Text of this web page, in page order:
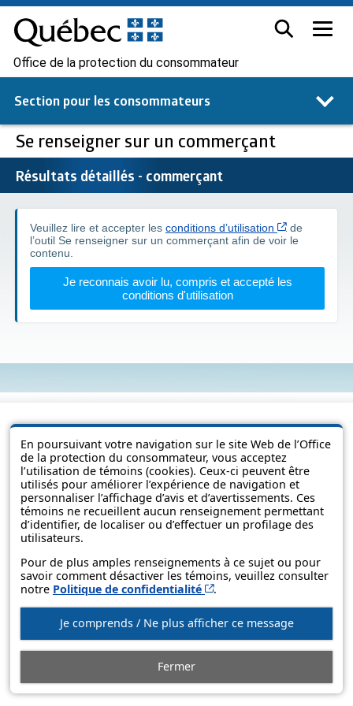
En poursuivant votre navigation sur le site Web de l’Office
de la protection du consommateur, vous acceptez
l’utilisation de témoins (cookies). Ceux-ci peuvent être
utilisés pour améliorer l’expérience de navigation et
personnaliser l’affichage d’avis et d’avertissements. Ces
témoins ne recueillent aucun renseignement permettant
d’identifier, de localiser ou d’effectuer un profilage des
utilisateurs.
Pour de plus amples renseignements à ce sujet ou pour
savoir comment désactiver les témoins, veuillez consulter
notre Politique de confidentialité Cet hyperlien s’ouvrira
.
Je comprends / Ne plus afficher ce message
Fermer
Office de la protection du consommateur
Section pour les consommateurs
Se renseigner sur un commerçant
Résultats détaillés - commerçant
Veuillez lire et accepter les conditions d’utilisation Cet
de
l’outil Se renseigner sur un commerçant afin de voir le
contenu.
Je reconnais avoir lu, compris et accepté les
conditions d'utilisation